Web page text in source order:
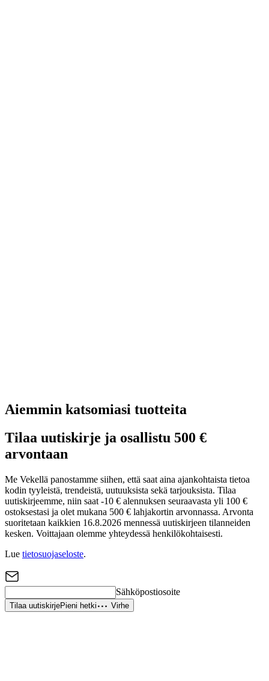
Aiemmin katsomiasi tuotteita
Tilaa uutiskirje ja osallistu 500 €
arvontaan
Me Vekellä panostamme siihen, että saat aina ajankohtaista tietoa
kodin tyyleistä, trendeistä, uutuuksista sekä tarjouksista. Tilaa
uutiskirjeemme, niin saat -10 € alennuksen seuraavasta yli 100 €
ostoksestasi ja olet mukana 500 € lahjakortin arvonnassa. Arvonta
suoritetaan kaikkien 16.8.2026 mennessä uutiskirjeen tilanneiden
kesken. Voittajaan olemme yhteydessä henkilökohtaisesti.
Lue tietosuojaseloste.
Sähköpostiosoite
Tilaa uutiskirjePieni hetki Virhe